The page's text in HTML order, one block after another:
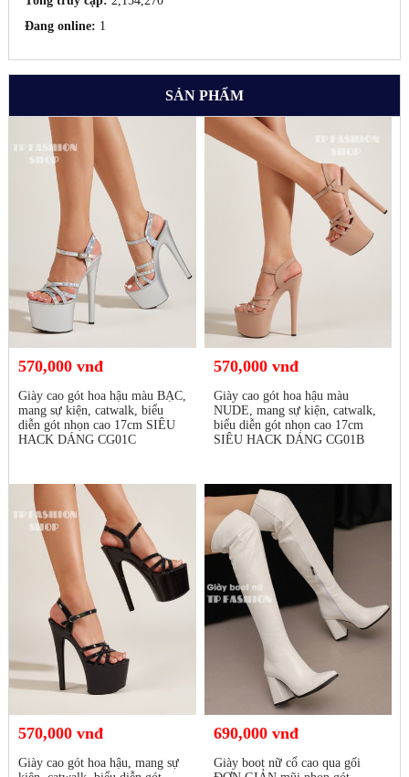
Đang online: 1
SẢN PHẨM
570,000 vnđ
Giày cao gót hoa hậu màu BẠC,
mang sự kiện, catwalk, biểu
diễn gót nhọn cao 17cm SIÊU
HACK DÁNG CG01C
570,000 vnđ
Giày cao gót hoa hậu màu
NUDE, mang sự kiện, catwalk,
biểu diễn gót nhọn cao 17cm
SIÊU HACK DÁNG CG01B
570,000 vnđ
Giày cao gót hoa hậu, mang sự
690,000 vnđ
Giày boot nữ cổ cao qua gối